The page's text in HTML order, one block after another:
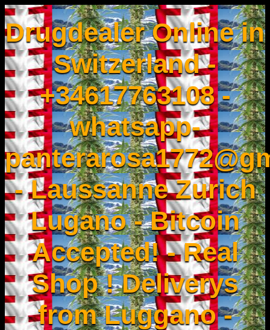
Drugdealer Online in
Switzerland -
+34617763108 -
whatsapp-
- Laussanne Zurich
Lugano - Bitcoin
Accepted! - Real
Shop ! Deliverys
from Luggano -